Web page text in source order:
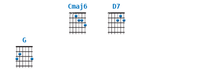
Cmaj6
XX
D7
X
G